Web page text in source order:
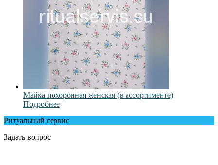
Майка похоронная женская (в ассортименте)
Подробнее
Ритуальный сервис
Задать вопрос